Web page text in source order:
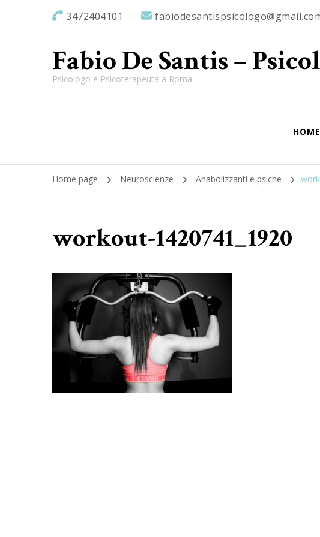
3472404101
Fabio De Santis –
Psicologo e Psicoterapeuta a Roma
HOME
Home page Neuroscienze Anabolizzanti e psiche
workout-1420741_1920